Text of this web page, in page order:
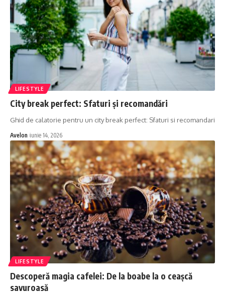
LIFESTYLE
City break perfect: Sfaturi și recomandări
Ghid de calatorie pentru un city break perfect: Sfaturi si recomandari
Avelon iunie 14, 2026
LIFESTYLE
Descoperă magia cafelei: De la boabe la o ceașcă
savuroasă